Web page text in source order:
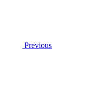
Previous